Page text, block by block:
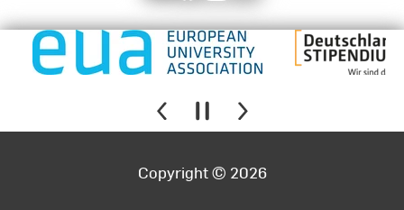
Copyright © 2026